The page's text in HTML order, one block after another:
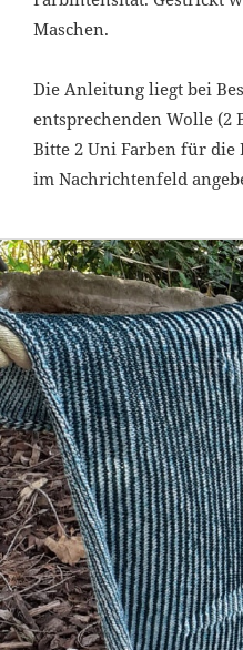
Maschen.
Die Anleitung liegt bei
entsprechenden Wolle (2
Bitte 2 Uni Farben für die
im Nachrichtenfeld